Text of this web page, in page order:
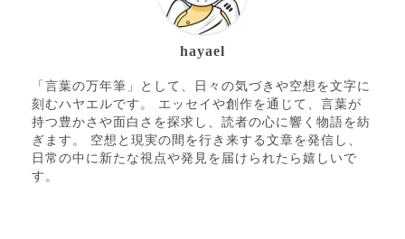
hayael
「言葉の万年筆」として、日々の気づきや空想を文字に
刻むハヤエルです。 エッセイや創作を通じて、言葉が
持つ豊かさや面白さを探求し、読者の心に響く物語を紡
ぎます。 空想と現実の間を行き来する文章を発信し、
日常の中に新たな視点や発見を届けられたら嬉しいで
す。